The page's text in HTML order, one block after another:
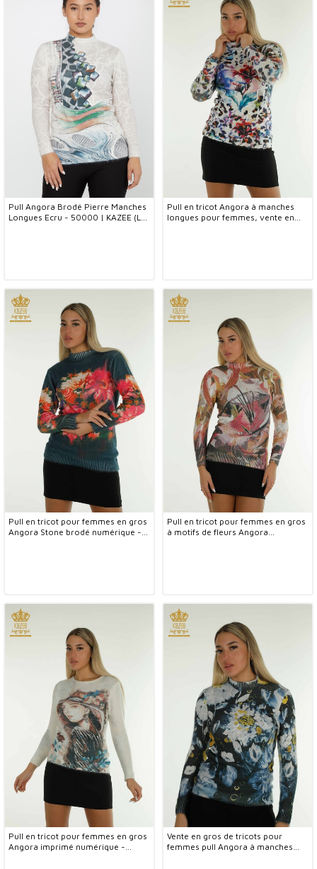
Pull Angora Brodé Pierre Manches
Longues Ecru - 50000 | KAZEE (Lot
Pull en tricot Angora à manches
longues pour femmes, vente en
Pull en tricot pour femmes en gros
Angora Stone brodé numérique -
Pull en tricot pour femmes en gros
à motifs de fleurs Angora
Pull en tricot pour femmes en gros
Angora imprimé numérique -
Vente en gros de tricots pour
femmes pull Angora à manches